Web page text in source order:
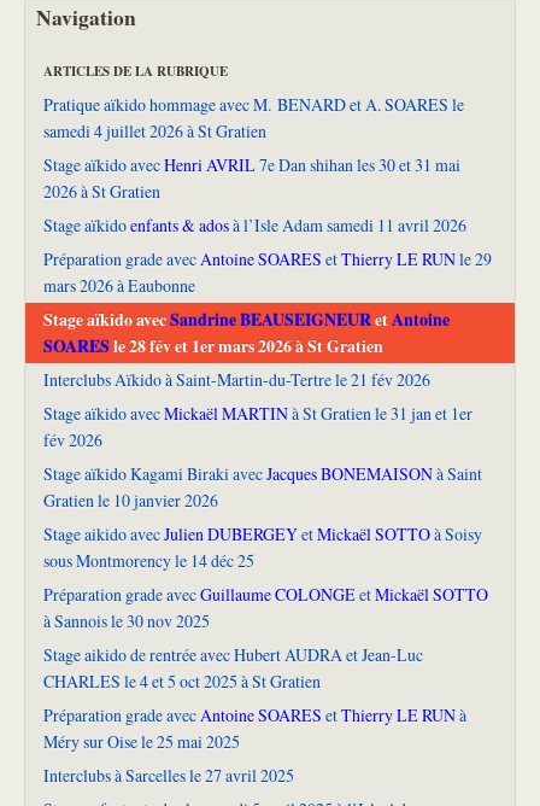
Navigation
ARTICLES DE LA RUBRIQUE
Pratique aïkido hommage avec M. BENARD et A. SOARES le
samedi 4 juillet 2026 à St Gratien
Stage aïkido avecHenri AVRIL7e Dan shihan les 30 et 31 mai
2026 à St Gratien
Stage aïkidoenfants & adosà l’Isle Adam samedi 11 avril 2026
Préparation grade avecAntoine SOARES etThierry LE RUNle 29
mars 2026 à Eaubonne
Stage aïkido avecSandrine BEAUSEIGNEURetAntoine
SOARESle 28 fév et 1er mars 2026 à St Gratien
Interclubs Aïkido à Saint-Martin-du-Tertre le 21 fév 2026
Stage aïkido avecMickaël MARTINà St Gratien le 31 jan et 1er
fév 2026
Stage aïkido Kagami Biraki avecJacques BONEMAISONà Saint
Gratien le 10 janvier 2026
Stage aikido avecJulien DUBERGEYetMickaël SOTTOà Soisy
sous Montmorency le 14 déc 25
Préparation grade avecGuillaume COLONGEetMickaël SOTTO
à Sannois le 30 nov 2025
Stage aikido de rentrée avec Hubert AUDRA et Jean-Luc
CHARLES le 4 et 5 oct 2025 à St Gratien
Préparation grade avecAntoine SOARES etThierry LE RUNà
Méry sur Oise le 25 mai 2025
Interclubs à Sarcelles le 27 avril 2025